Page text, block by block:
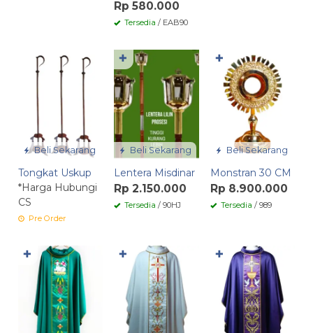
Rp 580.000
Tersedia / EAB90
Beli Sekarang
Tongkat Uskup
*Harga Hubungi
CS
Pre Order
Beli Sekarang
Lentera Misdinar
Rp 2.150.000
Tersedia / 90HJ
✚
Beli Sekarang
Monstran 30 CM
Rp 8.900.000
Tersedia / 989
✚
✚ ✚ ✚